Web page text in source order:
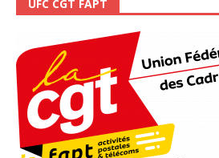
UFC CGT FAPT